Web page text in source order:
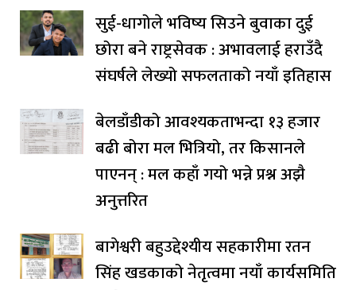
सुई-धागोले भविष्य सिउने बुवाका दुई
छोरा बने राष्ट्रसेवक : अभावलाई हराउँदै
संघर्षले लेख्यो सफलताको नयाँ इतिहास
बेलडाँडीको आवश्यकताभन्दा १३ हजार
बढी बोरा मल भित्रियो, तर किसानले
पाएनन् : मल कहाँ गयो भन्ने प्रश्न अझै
अनुत्तरित
बागेश्वरी बहुउद्देश्यीय सहकारीमा रतन
सिंह खडकाको नेतृत्वमा नयाँ कार्यसमिति